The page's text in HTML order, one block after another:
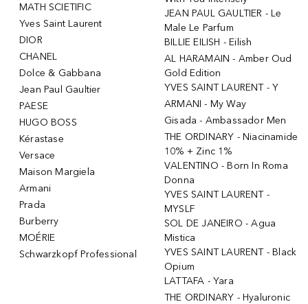
MATH SCIETIFIC
Yves Saint Laurent
DIOR
CHANEL
Dolce & Gabbana
Jean Paul Gaultier
PAESE
HUGO BOSS
Kérastase
Versace
Maison Margiela
Armani
Prada
Burberry
MOÉRIE
Schwarzkopf Professional
JEAN PAUL GAULTIER - Le
Male Le Parfum
BILLIE EILISH - Eilish
AL HARAMAIN - Amber Oud
Gold Edition
YVES SAINT LAURENT - Y
ARMANI - My Way
Gisada - Ambassador Men
THE ORDINARY - Niacinamide
10% + Zinc 1%
VALENTINO - Born In Roma
Donna
YVES SAINT LAURENT -
MYSLF
SOL DE JANEIRO - Agua
Mistica
YVES SAINT LAURENT - Black
Opium
LATTAFA - Yara
THE ORDINARY - Hyaluronic